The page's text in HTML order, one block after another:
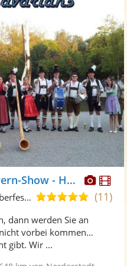
Oktoberfest-Band & Bayern-Show - Happy Bavarians
5,0(11)
Ensemble/Musikgruppe, Oktoberfestband
dann werden Sie an
vorbei kommen…
gibt. Wir ...